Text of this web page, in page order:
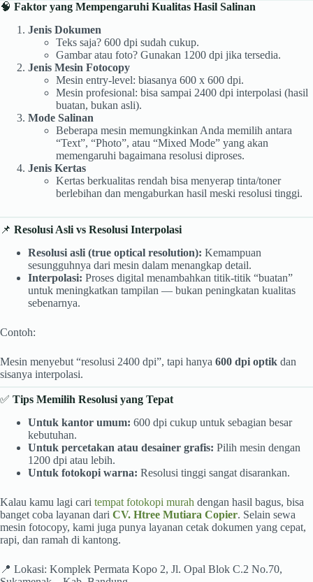
🧠 Faktor yang Mempengaruhi Kualitas Hasil Salinan
Jenis Dokumen
Teks saja? 600 dpi sudah cukup.
Gambar atau foto? Gunakan 1200 dpi jika tersedia.
Jenis Mesin Fotocopy
Mesin entry-level: biasanya 600 x 600 dpi.
Mesin profesional: bisa sampai 2400 dpi interpolasi (hasil
buatan, bukan asli).
Mode Salinan
Beberapa mesin memungkinkan Anda memilih antara
“Text”, “Photo”, atau “Mixed Mode” yang akan
memengaruhi bagaimana resolusi diproses.
Jenis Kertas
Kertas berkualitas rendah bisa menyerap tinta/toner
berlebihan dan mengaburkan hasil meski resolusi tinggi.
📌 Resolusi Asli vs Resolusi Interpolasi
Resolusi asli (true optical resolution): Kemampuan
sesungguhnya dari mesin dalam menangkap detail.
Interpolasi: Proses digital menambahkan titik-titik “buatan”
untuk meningkatkan tampilan — bukan peningkatan kualitas
sebenarnya.
Contoh:
Mesin menyebut “resolusi 2400 dpi”, tapi hanya 600 dpi optik dan
sisanya interpolasi.
✅ Tips Memilih Resolusi yang Tepat
Untuk kantor umum: 600 dpi cukup untuk sebagian besar
kebutuhan.
Untuk percetakan atau desainer grafis: Pilih mesin dengan
1200 dpi atau lebih.
Untuk fotokopi warna: Resolusi tinggi sangat disarankan.
Kalau kamu lagi cari tempat fotokopi murah dengan hasil bagus, bisa
banget coba layanan dari CV. Htree Mutiara Copier. Selain sewa
mesin fotocopy, kami juga punya layanan cetak dokumen yang cepat,
rapi, dan ramah di kantong.
📍 Lokasi: Komplek Permata Kopo 2, Jl. Opal Blok C.2 No.70,